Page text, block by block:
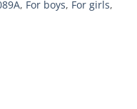
, For boys, For girls,